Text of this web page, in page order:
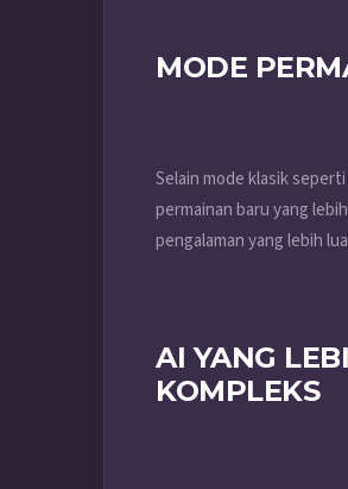
MODE
Selain mode klasik
permainan baru yang
pengalaman yang lebih
AI YANG
KOMPLEKS